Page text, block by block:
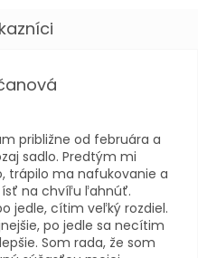
je 5 z 5 hviezdičiek.
približne od februára a
sadlo. Predtým mi
trápilo ma nafukovanie a
ísť na chvíľu ľahnúť.
jedle, cítim veľký rozdiel.
po jedle sa necítim
Som rada, že som